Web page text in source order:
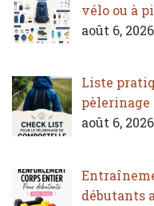
vélo ou à
août 6, 2026
Liste
pèlerinage
août 6, 2026
débutants